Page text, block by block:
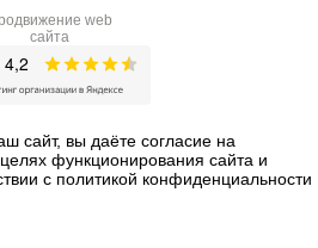
web
сайта
сайт, вы даёте согласие на
функционирования сайта и
с политикой конфиденциальности